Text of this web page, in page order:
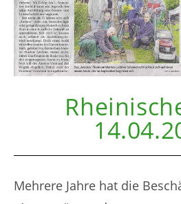
Mehrere Jahre hat die